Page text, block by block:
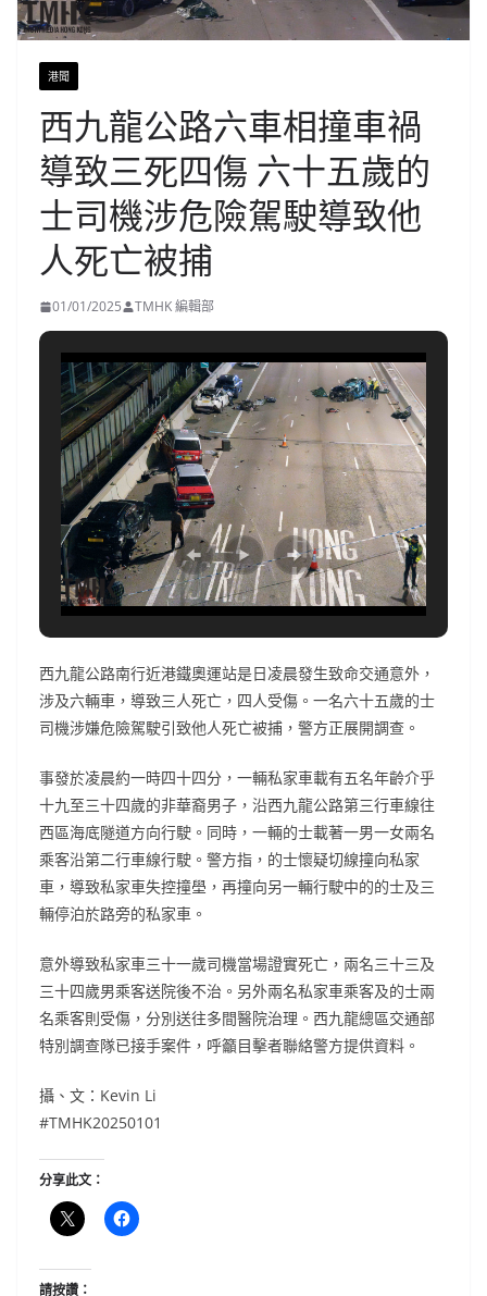
港聞
西九龍公路六車相撞車禍
導致三死四傷 六十五歲的
士司機涉危險駕駛導致他
人死亡被捕
01/01/2025 TMHK 編輯部
西九龍公路南行近港鐵奧運站是日凌晨發生致命交通意外，
涉及六輛車，導致三人死亡，四人受傷。一名六十五歲的士
司機涉嫌危險駕駛引致他人死亡被捕，警方正展開調查。
事發於凌晨約一時四十四分，一輛私家車載有五名年齡介乎
十九至三十四歲的非華裔男子，沿西九龍公路第三行車線往
西區海底隧道方向行駛。同時，一輛的士載著一男一女兩名
乘客沿第二行車線行駛。警方指，的士懷疑切線撞向私家
車，導致私家車失控撞壆，再撞向另一輛行駛中的的士及三
輛停泊於路旁的私家車。
意外導致私家車三十一歲司機當場證實死亡，兩名三十三及
三十四歲男乘客送院後不治。另外兩名私家車乘客及的士兩
名乘客則受傷，分別送往多間醫院治理。西九龍總區交通部
特別調查隊已接手案件，呼籲目擊者聯絡警方提供資料。
攝、文：Kevin Li
#TMHK20250101
分享此文：
請按讚：